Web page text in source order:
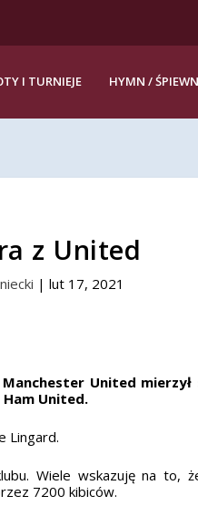
I TURNIEJE HYMN /
z United
| lut 17, 2021
United mierzył
United.
Lingard.
Wiele wskazuję na
7200 kibiców.